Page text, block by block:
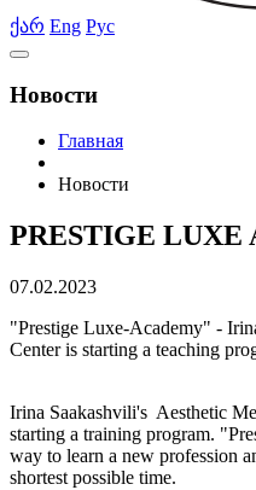
ქარ Eng Рус
Новости
Главная
Новости
PRESTIGE LUXE
07.02.2023
"Prestige Luxe-Academy" -
Center is starting a teaching
Irina Saakashvili's Aesthetic
starting a training program.
way to learn a new profession
shortest possible time.